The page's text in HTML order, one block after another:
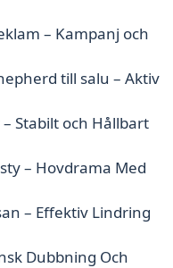
– Kampanj och
till salu – Aktiv
Stabilt och Hållbart
– Hovdrama Med
– Effektiv Lindring
Dubbning Och